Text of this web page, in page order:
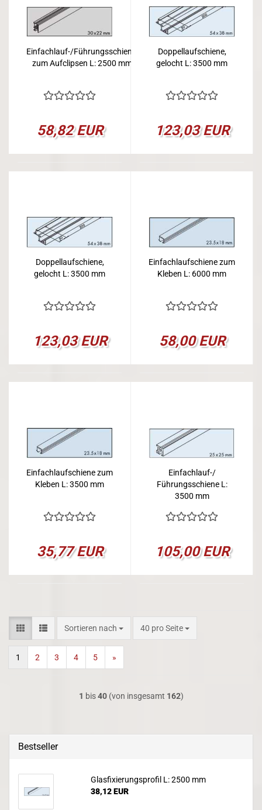
Einfachlauf-/Führungsschiene,
zum Aufclipsen L: 2500 mm
58,82 EUR
Doppellaufschiene,
gelocht L: 3500 mm
123,03 EUR
Doppellaufschiene,
gelocht L: 3500 mm
123,03 EUR
Einfachlaufschiene zum
Kleben L: 6000 mm
58,00 EUR
Einfachlaufschiene zum
Kleben L: 3500 mm
35,77 EUR
Einfachlauf-/
Führungsschiene L:
3500 mm
105,00 EUR
Sortieren nach
Sortieren nach 40 pro Seite
pro Seite
1 2 3 4 5 »
1 bis40(von insgesamt 162)
Bestseller
Glasfixierungsprofil L: 2500 mm
38,12 EUR